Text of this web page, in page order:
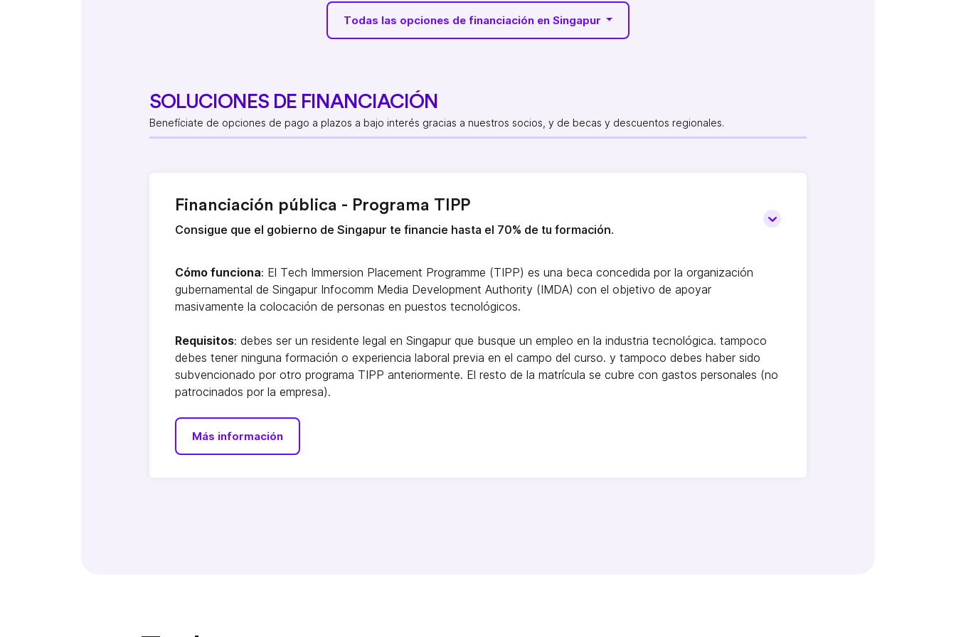
Todas las opciones de financiación en Singapur
SOLUCIONES DE FINANCIACIÓN
Benefíciate de opciones de pago a plazos a bajo interés gracias a nuestros socios, y de becas y descuentos regionales.
Financiación pública - Programa TIPP
Consigue que el gobierno de Singapur te financie hasta el 70% de tu formación.
Cómo funciona: El Tech Immersion Placement Programme (TIPP) es una beca concedida por la organización
gubernamental de Singapur Infocomm Media Development Authority (IMDA) con el objetivo de apoyar
masivamente la colocación de personas en puestos tecnológicos.
Requisitos: debes ser un residente legal en Singapur que busque un empleo en la industria tecnológica. tampoco
debes tener ninguna formación o experiencia laboral previa en el campo del curso. y tampoco debes haber sido
subvencionado por otro programa TIPP anteriormente. El resto de la matrícula se cubre con gastos personales (no
patrocinados por la empresa).
Más información